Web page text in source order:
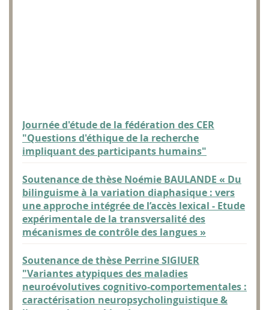
Journée d'étude de la fédération des CER
"Questions d'éthique de la recherche
impliquant des participants humains"
Soutenance de thèse Noémie BAULANDE « Du
bilinguisme à la variation diaphasique : vers
une approche intégrée de l’accès lexical - Etude
expérimentale de la transversalité des
mécanismes de contrôle des langues »
Soutenance de thèse Perrine SIGIUER
"Variantes atypiques des maladies
neuroévolutives cognitivo-comportementales :
caractérisation neuropsycholinguistique &